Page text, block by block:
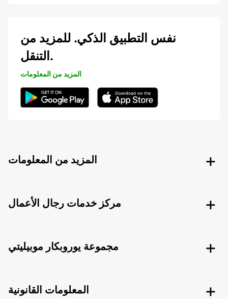
نفس التطبيق الذكي. للمزيد من
التنقل.
المزيد من المعلومات
المزيد من المعلومات
مركز خدمات رجال الأعمال
مجموعة يوروبكار موبيليتي
المعلومات القانونية